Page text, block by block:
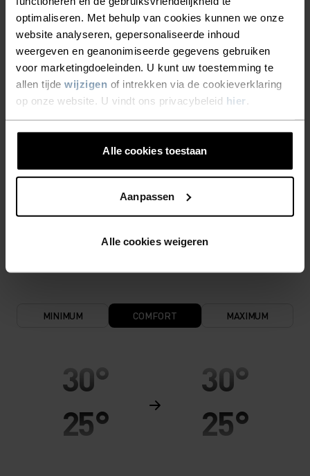
optimaliseren. Met behulp van cookies kunnen we onze
website analyseren, gepersonaliseerde inhoud
weergeven en geanonimiseerde gegevens gebruiken
voor marketingdoeleinden. U kunt uw toestemming te
allen tijde wijzigen of intrekken via de cookieverklaring
op onze website. U vindt ons privacybeleid hier
Alle cookies toestaan
Aanpassen
Alle cookies weigeren
uitzonderlijke thermoregulerende en vochtafvoerende
eigenschappen. Bovendien is het van nature
geurremmend, waardoor je je langer fris voelt.
TEMPERATUUR CONTROLE SYSTEEM
WARM
Zeer functionele en comfortabele sportkleding en
functioneel ondergoed met zeer goede thermische
isolatie. Ideaal voor alle winteractiviteiten.
de huid lekker warm en droog houdt.
MINIMUM COMFORT MAXIMUM
30°
25°
30°
25°